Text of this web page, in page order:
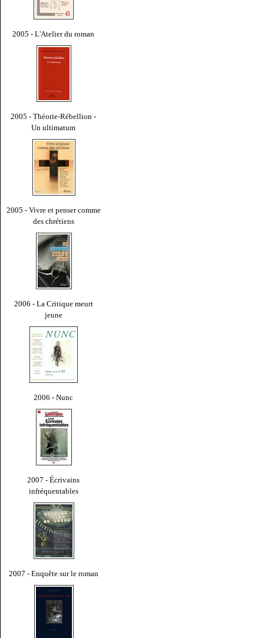
2005 - L'Atelier du roman
2005 - Théorie-Rébellion -
Un ultimatum
2005 - Vivre et penser comme
des chrétiens
2006 - La Critique meurt
jeune
2006 - Nunc
2007 - Écrivains
infréquentables
2007 - Enquête sur le roman